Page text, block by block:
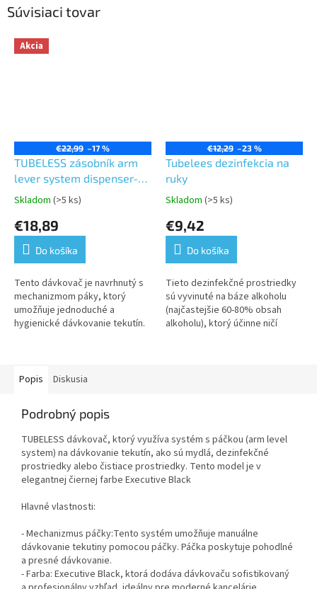
Súvisiaci tovar
Akcia
€22,99 –17 %
TUBELESS zásobník arm
lever system dispenser-
ICE BLUE
Priemerné
produktu
5,0
5
hviezdičiek.
Skladom (>5 ks)
€18,89
Do košíka
Tento dávkovač je navrhnutý s
mechanizmom páky, ktorý
umožňuje jednoduché a
hygienické dávkovanie tekutín.
€12,29 –23 %
Tubelees dezinfekcia na
ruky
Priemerné
produktu
5,0
5
hviezdičiek.
Skladom (>5 ks)
€9,42
Do košíka
Tieto dezinfekčné prostriedky
sú vyvinuté na báze alkoholu
(najčastejšie 60-80% obsah
alkoholu), ktorý účinne ničí
Popis
Diskusia
Podrobný popis
TUBELESS dávkovač, ktorý využíva systém s páčkou (arm level
system) na dávkovanie tekutín, ako sú mydlá, dezinfekčné
prostriedky alebo čistiace prostriedky. Tento model je v
elegantnej čiernej farbe Executive Black
Hlavné vlastnosti:
- Mechanizmus páčky:Tento systém umožňuje manuálne
dávkovanie tekutiny pomocou páčky. Páčka poskytuje pohodlné
a presné dávkovanie.
- Farba: Executive Black, ktorá dodáva dávkovaču sofistikovaný